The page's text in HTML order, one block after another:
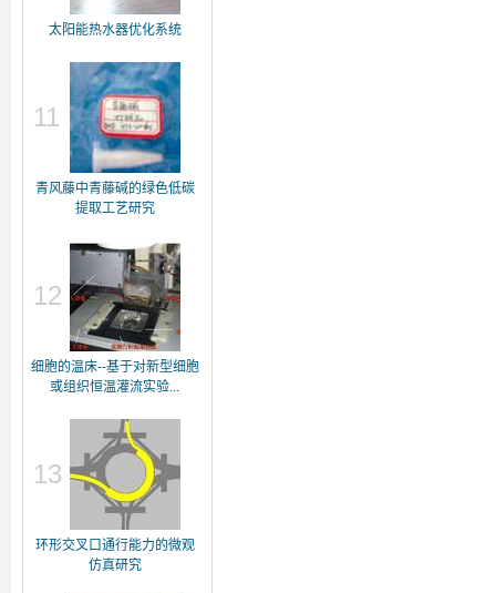
太阳能热水器优化系统
11
青风藤中青藤碱的绿色低碳
提取工艺研究
12
细胞的温床--基于对新型细胞
或组织恒温灌流实验...
13
环形交叉口通行能力的微观
仿真研究